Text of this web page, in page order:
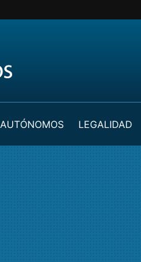
AUTÓNOMOS
LEGALIDAD